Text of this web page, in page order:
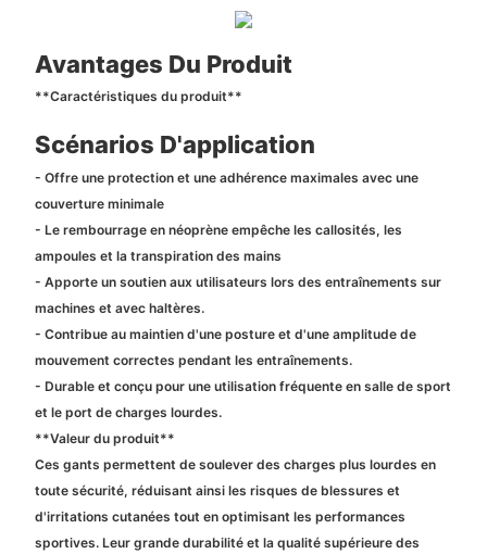
Avantages Du Produit
**Caractéristiques du produit**
Scénarios D'application
- Offre une protection et une adhérence maximales avec une
couverture minimale
- Le rembourrage en néoprène empêche les callosités, les
ampoules et la transpiration des mains
- Apporte un soutien aux utilisateurs lors des entraînements sur
machines et avec haltères.
- Contribue au maintien d'une posture et d'une amplitude de
mouvement correctes pendant les entraînements.
- Durable et conçu pour une utilisation fréquente en salle de sport
et le port de charges lourdes.
**Valeur du produit**
Ces gants permettent de soulever des charges plus lourdes en
toute sécurité, réduisant ainsi les risques de blessures et
d'irritations cutanées tout en optimisant les performances
sportives. Leur grande durabilité et la qualité supérieure des